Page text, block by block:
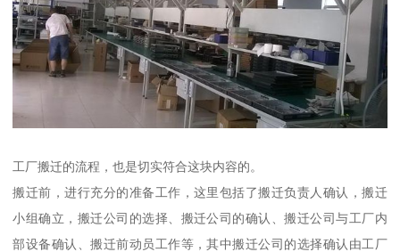
工厂搬迁的流程，也是切实符合这块内容的。
搬迁前，进行充分的准备工作，这里包括了搬迁负责人确认，搬迁
小组确立，搬迁公司的选择、搬迁公司的确认、搬迁公司与工厂内
部设备确认、搬迁前动员工作等，其中搬迁公司的选择确认由工厂